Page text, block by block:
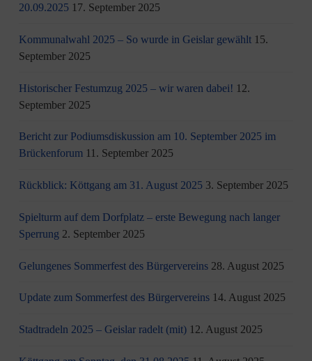
20.09.2025 17. September 2025
Kommunalwahl 2025 – So wurde in Geislar gewählt 15.
September 2025
Historischer Festumzug 2025 – wir waren dabei! 12.
September 2025
Bericht zur Podiumsdiskussion am 10. September 2025 im
Brückenforum 11. September 2025
Rückblick: Köttgang am 31. August 2025 3. September 2025
Spielturm auf dem Dorfplatz – erste Bewegung nach langer
Sperrung 2. September 2025
Gelungenes Sommerfest des Bürgervereins 28. August 2025
Update zum Sommerfest des Bürgervereins 14. August 2025
Stadtradeln 2025 – Geislar radelt (mit) 12. August 2025